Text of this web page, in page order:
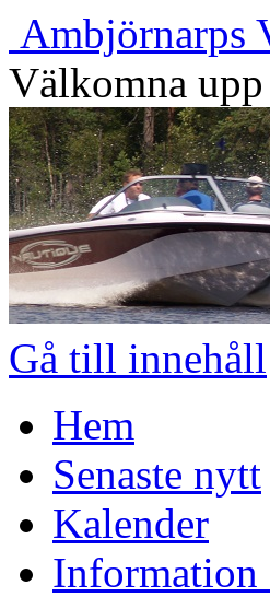
Ambjörnarps
Välkomna
Gå till innehåll
Hem
Senaste nytt
Kalender
Information